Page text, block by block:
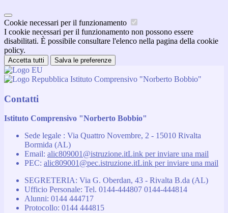
Cookie necessari per il funzionamento
I cookie necessari per il funzionamento non possono essere
disabilitati. È possibile consultare l'elenco nella pagina della cookie
policy.
Accetta tutti Salva le preferenze
Istituto Comprensivo "Norberto Bobbio"
Contatti
Istituto Comprensivo "Norberto Bobbio"
Sede legale : Via Quattro Novembre, 2 - 15010 Rivalta
Bormida (AL)
Email: alic809001@istruzione.itLink per inviare una mail
PEC: alic809001@pec.istruzione.itLink per inviare una mail
SEGRETERIA: Via G. Oberdan, 43 - Rivalta B.da (AL)
Ufficio Personale: Tel. 0144-444807 0144-444814
Alunni: 0144 444717
Protocollo: 0144 444815